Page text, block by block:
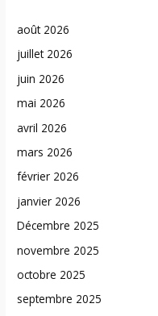
août 2026
juillet 2026
juin 2026
mai 2026
avril 2026
mars 2026
février 2026
janvier 2026
Décembre 2025
novembre 2025
octobre 2025
septembre 2025